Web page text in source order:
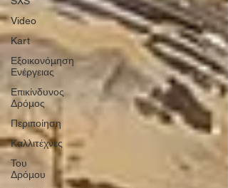
Video
Kart
Εξοικονόμηση
Ενέργειας
Επικίνδυνος
Δρόμος
Περιποίηση
Καλλιτέχνες
Του
Δρόμου